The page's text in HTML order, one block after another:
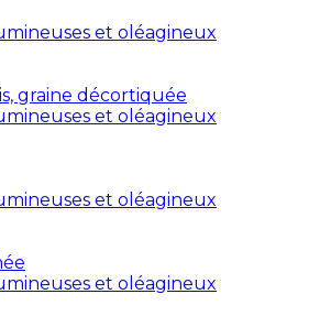
et oléagineux
graine décortiquée
et oléagineux
et oléagineux
et oléagineux